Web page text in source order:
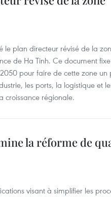
le plan directeur révisé de la
de Ha Tinh. Ce document
pour faire de cette zone un
les ports, la logistique et
croissance régionale.
la réforme de
visant à simplifier les